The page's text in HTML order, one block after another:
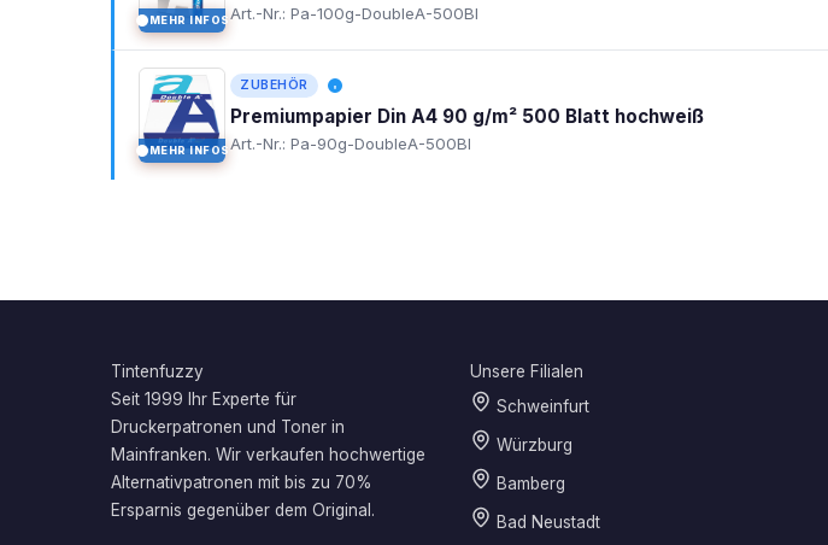
MEHR INFOSArt.-Nr.: Pa-100g-DoubleA-500Bl
MEHR INFOS
ZUBEHÖR
Premiumpapier Din A4 90 g/m² 500 Blatt hochweiß
Art.-Nr.: Pa-90g-DoubleA-500Bl
Tintenfuzzy
Seit 1999 Ihr Experte für
Druckerpatronen und Toner in
Mainfranken. Wir verkaufen hochwertige
Alternativpatronen mit bis zu 70%
Ersparnis gegenüber dem Original.
Unsere Filialen
Schweinfurt
Würzburg
Bamberg
Bad Neustadt